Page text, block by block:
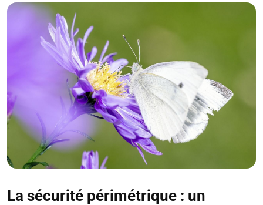
La sécurité périmétrique : un